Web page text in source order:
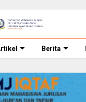
Berita